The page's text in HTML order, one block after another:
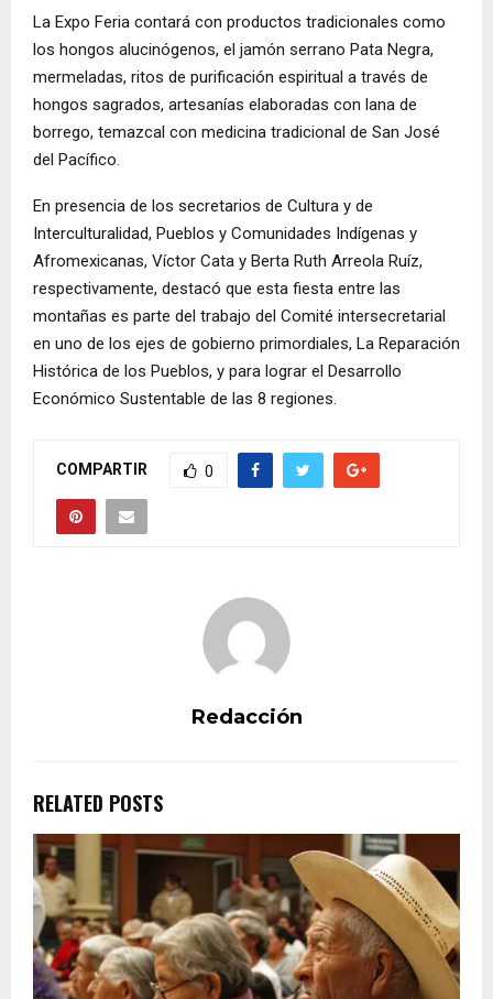
La Expo Feria contará con productos tradicionales como
los hongos alucinógenos, el jamón serrano Pata Negra,
mermeladas, ritos de purificación espiritual a través de
hongos sagrados, artesanías elaboradas con lana de
borrego, temazcal con medicina tradicional de San José
del Pacífico.
En presencia de los secretarios de Cultura y de
Interculturalidad, Pueblos y Comunidades Indígenas y
Afromexicanas, Víctor Cata y Berta Ruth Arreola Ruíz,
respectivamente, destacó que esta fiesta entre las
montañas es parte del trabajo del Comité intersecretarial
en uno de los ejes de gobierno primordiales, La Reparación
Histórica de los Pueblos, y para lograr el Desarrollo
Económico Sustentable de las 8 regiones.
COMPARTIR 0
Redacción
RELATED POSTS